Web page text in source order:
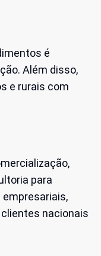
é
Além disso,
e rurais com
para
nacionais